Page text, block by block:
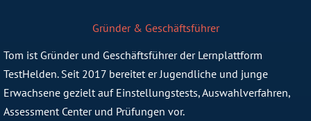
Gründer & Geschäftsführer
Tom ist Gründer und Geschäftsführer der Lernplattform
TestHelden. Seit 2017 bereitet er Jugendliche und junge
Erwachsene gezielt auf Einstellungstests, Auswahlverfahren,
Assessment Center und Prüfungen vor.